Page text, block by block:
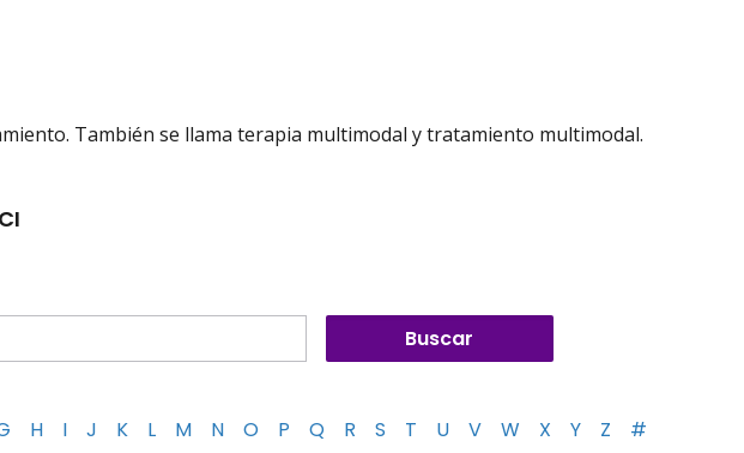
También se llama terapia multimodal y tratamiento multimodal.
H I J K L M N O P Q R S T U V W X Y Z #